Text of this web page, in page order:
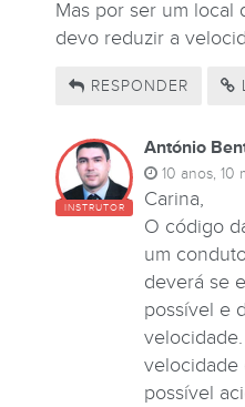
Mas por ser um local
devo reduzir a
RESPONDER
INSTRUTOR
António
10 anos, 10
Carina,
O código
um
deverá se
possível e
velocidade
possível